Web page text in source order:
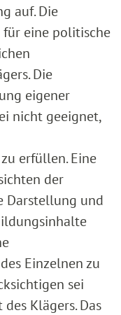
auf. Die
für eine politische
Die
eigener
nicht geeignet,
erfüllen. Eine
der
Darstellung und
Einzelnen zu
sei
Klägers. Das